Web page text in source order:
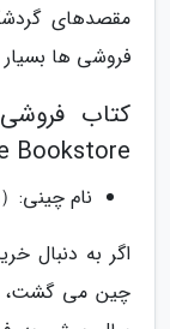
مقصدهای
فروشی ها
Bookstore
نام چینی:外文书店（wài wén shū diàn）
اگر به دنبال